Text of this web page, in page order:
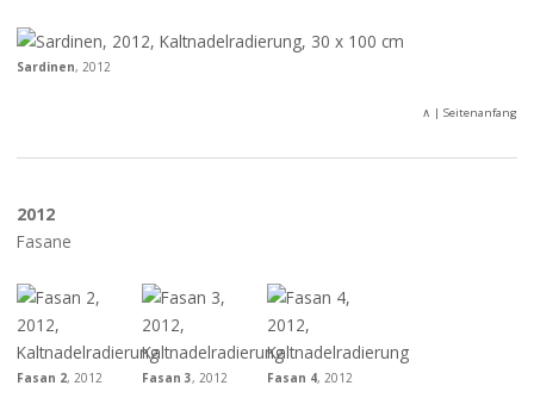
Sardinen, 2012
∧ | Seitenanfang
2012
Fasane
Fasan 2, 2012 Fasan 3, 2012 Fasan 4, 2012